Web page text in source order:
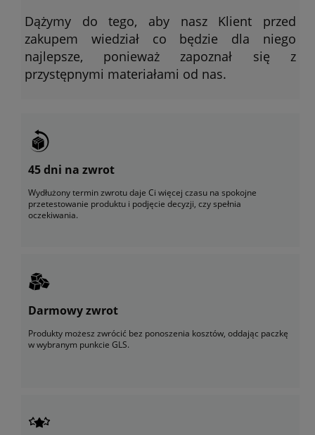
Dążymy do tego, aby nasz Klient przed
zakupem wiedział co będzie dla niego
najlepsze, ponieważ zapoznał się z
przystępnymi materiałami od nas.
45 dni na zwrot
Wydłużony termin zwrotu daje Ci więcej czasu na spokojne
przetestowanie produktu i podjęcie decyzji, czy spełnia
oczekiwania.
Darmowy zwrot
Produkty możesz zwrócić bez ponoszenia kosztów, oddając paczkę
w wybranym punkcie GLS.